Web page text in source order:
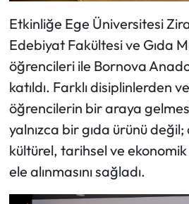
Etkinliğe Ege Üniversitesi
Edebiyat Fakültesi ve Gıda
öğrencileri ile Bornova
katıldı. Farklı disiplinlerden
öğrencilerin bir araya
yalnızca bir gıda ürünü
kültürel, tarihsel ve
ele alınmasını sağladı.